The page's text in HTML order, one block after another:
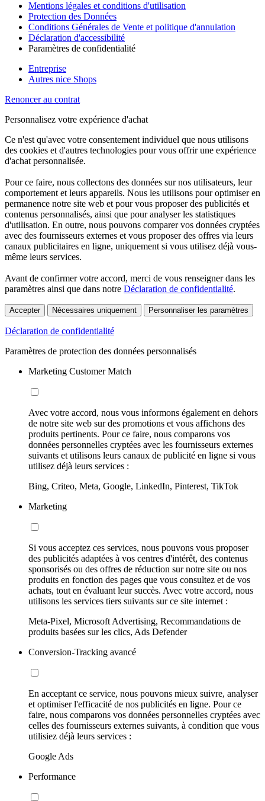
Mentions légales et conditions d'utilisation
Protection des Données
Conditions Générales de Vente et politique d'annulation
Déclaration d'accessibilité
Paramètres de confidentialité
Entreprise
Autres nice Shops
Renoncer au contrat
Personnalisez votre expérience d'achat
Ce n'est qu'avec votre consentement individuel que nous utilisons
des cookies et d'autres technologies pour vous offrir une expérience
d'achat personnalisée.
Pour ce faire, nous collectons des données sur nos utilisateurs, leur
comportement et leurs appareils. Nous les utilisons pour optimiser en
permanence notre site web et pour vous proposer des publicités et
contenus personnalisés, ainsi que pour analyser les statistiques
d'utilisation. En outre, nous pouvons comparer vos données cryptées
avec des fournisseurs externes et vous proposer des offres via leurs
canaux publicitaires en ligne, uniquement si vous utilisez déjà vous-
même leurs services.
Avant de confirmer votre accord, merci de vous renseigner dans les
paramètres ainsi que dans notre Déclaration de confidentialité.
Accepter Nécessaires uniquement Personnaliser les paramètres
Déclaration de confidentialité
Paramètres de protection des données personnalisés
Marketing Customer Match
Avec votre accord, nous vous informons également en dehors
de notre site web sur des promotions et vous affichons des
produits pertinents. Pour ce faire, nous comparons vos
données personnelles cryptées avec les fournisseurs externes
suivants et utilisons leurs canaux de publicité en ligne si vous
utilisez déjà leurs services :
Bing, Criteo, Meta, Google, LinkedIn, Pinterest, TikTok
Marketing
Si vous acceptez ces services, nous pouvons vous proposer
des publicités adaptées à vos centres d'intérêt, des contenus
sponsorisés ou des offres de réduction sur notre site ou nos
produits en fonction des pages que vous consultez et de vos
achats, tout en évaluant leur succès. Avec votre accord, nous
utilisons les services tiers suivants sur ce site internet :
Meta-Pixel, Microsoft Advertising, Recommandations de
produits basées sur les clics, Ads Defender
Conversion-Tracking avancé
En acceptant ce service, nous pouvons mieux suivre, analyser
et optimiser l'efficacité de nos publicités en ligne. Pour ce
faire, nous comparons vos données personnelles cryptées avec
celles des fournisseurs externes suivants, à condition que vous
utilisiez déjà leurs services :
Google Ads
Performance